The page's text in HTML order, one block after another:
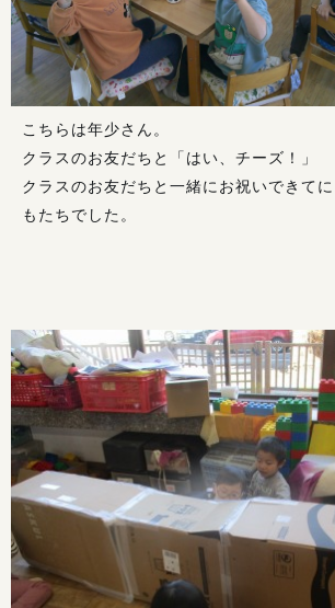
こちらは年少さん。
クラスのお友だちと「はい、チーズ！」
クラスのお友だちと一緒にお祝いできて
もたちでした。